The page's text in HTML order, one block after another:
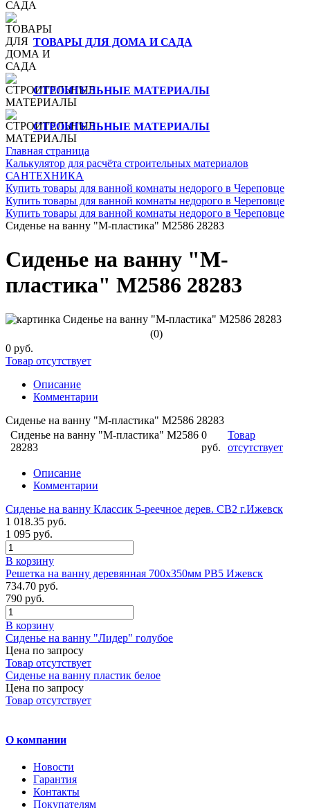
ТОВАРЫ ДЛЯ ДОМА И САДА
СТРОИТЕЛЬНЫЕ МАТЕРИАЛЫ
СТРОИТЕЛЬНЫЕ МАТЕРИАЛЫ
Главная страница
Калькулятор для расчёта строительных материалов
САНТЕХНИКА
Купить товары для ванной комнаты недорого в Череповце
Купить товары для ванной комнаты недорого в Череповце
Купить товары для ванной комнаты недорого в Череповце
Сиденье на ванну "М-пластика" М2586 28283
Сиденье на ванну "М-
пластика" М2586 28283
(0)
0 руб.
Товар отсутствует
Описание
Комментарии
Сиденье на ванну "М-пластика" М2586 28283
Сиденье на ванну "М-пластика" М2586
28283
0
руб.
Товар
отсутствует
Описание
Комментарии
Сиденье на ванну Классик 5-реечное дерев. СВ2 г.Ижевск
1 018.35 руб.
1 095 руб.
В корзину
Решетка на ванну деревянная 700х350мм РВ5 Ижевск
734.70 руб.
790 руб.
В корзину
Сиденье на ванну "Лидер" голубое
Цена по запросу
Товар отсутствует
Сиденье на ванну пластик белое
Цена по запросу
Товар отсутствует
О компании
Новости
Гарантия
Контакты
Покупателям